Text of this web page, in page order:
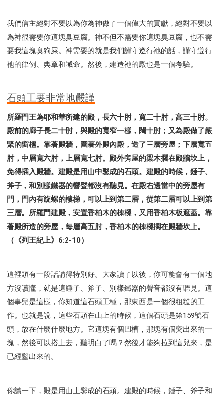
我們信主絕對不要以為你為神做了一個偉大的貢獻，絕對不要以
為神很需要你這塊臭豆腐。神不但不需要你這塊臭豆腐，也不需
要我這塊臭狗屎。神需要的就是我們謹守遵行祂的話，謹守遵行
祂的律例、典章和誡命。然後，建造祂的殿也是一個考驗。
石頭工要非常地嚴謹
所羅門王為耶和華所建的殿，長六十肘，寬二十肘，高三十肘。
殿前的廊子長二十肘，與殿的寬窄一樣，闊十肘；又為殿做了嚴
緊的窗欞。靠著殿牆，圍著外殿內殿，造了三層旁屋；下層寬五
肘，中層寬六肘，上層寬七肘。殿外旁屋的梁木擱在殿牆坎上，
免得插入殿牆。建殿是用山中鑿成的石頭。建殿的時候，錘子、
斧子，和別樣鐵器的響聲都沒有聽見。在殿右邊當中的旁屋有
門，門內有旋螺的樓梯，可以上到第二層，從第二層可以上到第
三層。所羅門建殿，安置香柏木的棟樑，又用香柏木板遮蓋。靠
著殿所造的旁屋，每層高五肘，香柏木的棟樑擱在殿牆坎上。
（《列王紀上》6:2-10）
這裡頭有一段話講得特別好。大家讀了以後，你可能會有一個地
方沒讀懂，就是這錘子、斧子、別樣鐵器的聲音都沒有聽見。這
個事兒是這樣，你知道這石頭工種，那東西是一個很粗糙的工
作。也就是說，這些石頭在山上的時候，這個石頭是第159號石
頭，放在什麼什麼地方。它這塊有個凹槽，那塊有個突出來的一
塊，然後可以搭上去，聽明白了嗎？然後才能夠拉到這兒來，是
已經鑿出來的。
你讀一下，殿是用山上鑿成的石頭。建殿的時候，錘子、斧子和